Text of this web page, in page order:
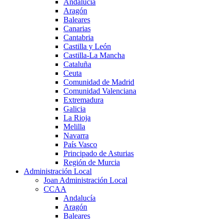
Aragón
Baleares
Canarias
Cantabria
Castilla y León
Castilla-La Mancha
Cataluña
Ceuta
Comunidad de Madrid
Comunidad Valenciana
Extremadura
Galicia
La Rioja
Melilla
Navarra
País Vasco
Principado de Asturias
Región de Murcia
Administración Local
Joan Administración Local
CCAA
Andalucía
Aragón
Baleares